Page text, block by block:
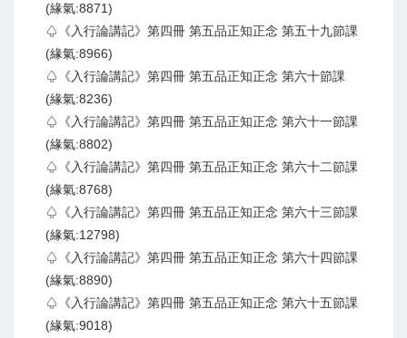
(緣氣:8871)
♤《入行論講記》第四冊 第五品正知正念 第五十九節課
(緣氣:8966)
♤《入行論講記》第四冊 第五品正知正念 第六十節課
(緣氣:8236)
♤《入行論講記》第四冊 第五品正知正念 第六十一節課
(緣氣:8802)
♤《入行論講記》第四冊 第五品正知正念 第六十二節課
(緣氣:8768)
♤《入行論講記》第四冊 第五品正知正念 第六十三節課
(緣氣:12798)
♤《入行論講記》第四冊 第五品正知正念 第六十四節課
(緣氣:8890)
♤《入行論講記》第四冊 第五品正知正念 第六十五節課
(緣氣:9018)